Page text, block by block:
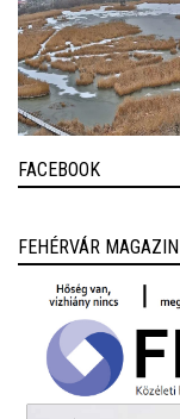
FACEBOOK
FEHÉRVÁR MAGAZIN